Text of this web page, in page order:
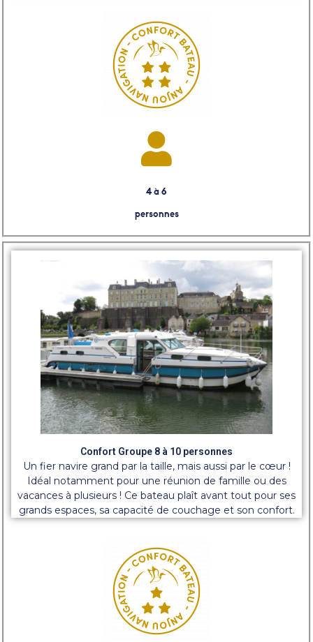
4 à 6
personnes
Confort Groupe 8 à 10 personnes
Un fier navire grand par la taille, mais aussi par le cœur !
Idéal notamment pour une réunion de famille ou des
vacances à plusieurs ! Ce bateau plaît avant tout pour ses
grands espaces, sa capacité de couchage et son confort.